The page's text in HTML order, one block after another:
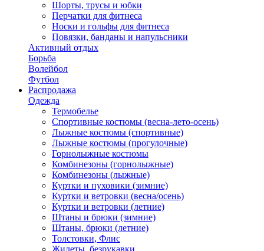
Шорты, трусы и юбки
Перчатки для фитнеса
Носки и гольфы для фитнеса
Повязки, банданы и напульсники
Активный отдых
Борьба
Волейбол
Футбол
Распродажа
Одежда
Термобелье
Спортивные костюмы (весна-лето-осень)
Лыжные костюмы (спортивные)
Лыжные костюмы (прогулочные)
Горнолыжные костюмы
Комбинезоны (горнолыжные)
Комбинезоны (лыжные)
Куртки и пуховики (зимние)
Куртки и ветровки (весна/осень)
Куртки и ветровки (летние)
Штаны и брюки (зимние)
Штаны, брюки (летние)
Толстовки, Флис
Жилеты, безрукавки